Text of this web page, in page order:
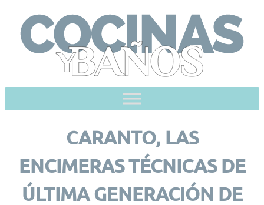
content
CARANTO, LAS
ENCIMERAS TÉCNICAS DE
ÚLTIMA GENERACIÓN DE